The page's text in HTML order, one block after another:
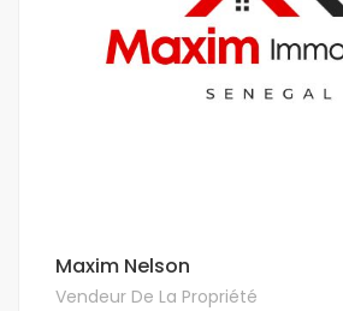
Maxim Nelson
Vendeur De La Propriété